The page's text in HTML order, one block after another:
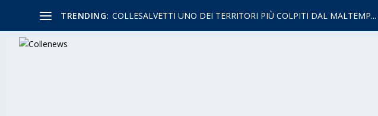
TRENDING: COLLESALVETTI UNO DEI TERRITORI PIÙ COLPITI DAL MALTEMP...